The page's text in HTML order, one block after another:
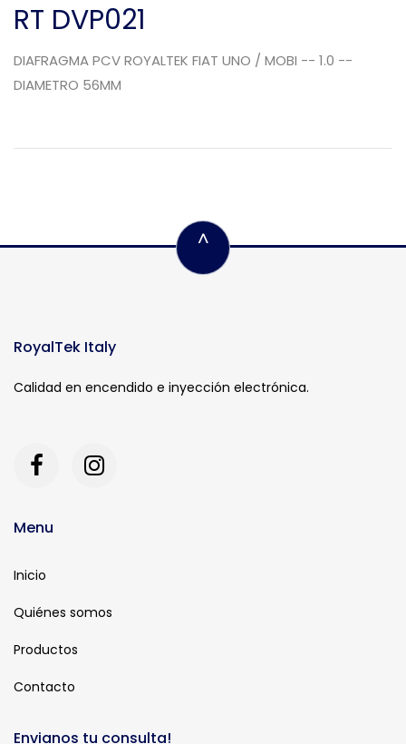
RT DVP021
DIAFRAGMA PCV ROYALTEK FIAT UNO / MOBI -- 1.0 --
DIAMETRO 56MM
RoyalTek Italy
Calidad en encendido e inyección electrónica.
Menu
Inicio
Quiénes somos
Productos
Contacto
Envianos tu consulta!